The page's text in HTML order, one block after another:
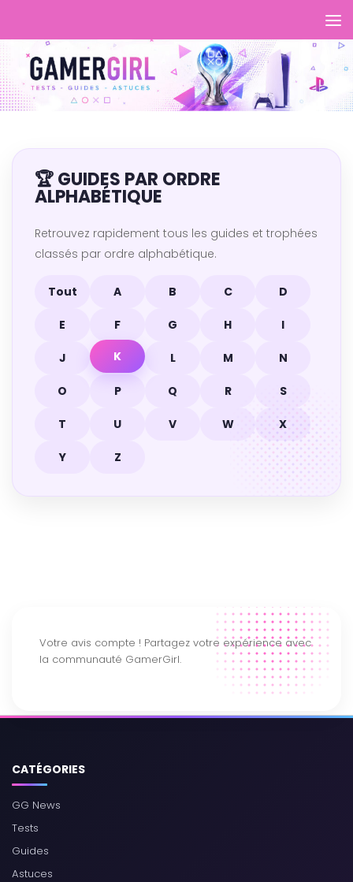
🏆 GUIDES PAR ORDRE
ALPHABÉTIQUE
Retrouvez rapidement tous les guides et trophées
classés par ordre alphabétique.
Tout A B C D
E F G H I
J K L M N
O P Q R S
T U V W X
Y Z
CATÉGORIES
GG News
Tests
Guides
Astuces